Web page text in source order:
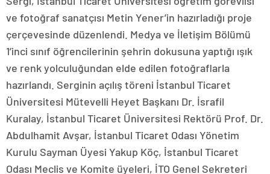
ve fotoğraf sanatçısı Metin Yener’in hazırladığı proje
çerçevesinde düzenlendi. Medya ve İletişim Bölümü
1’inci sınıf öğrencilerinin şehrin dokusuna yaptığı ışık
ve renk yolculuğundan elde edilen fotoğraflarla
hazırlandı. Serginin açılış töreni İstanbul Ticaret
Üniversitesi Mütevelli Heyet Başkanı Dr. İsrafil
Kuralay, İstanbul Ticaret Üniversitesi Rektörü Prof. Dr.
Abdulhamit Avşar, İstanbul Ticaret Odası Yönetim
Kurulu Sayman Üyesi Yakup Köç, İstanbul Ticaret
Odası Meclis ve Komite üyeleri, İTO Genel Sekreteri